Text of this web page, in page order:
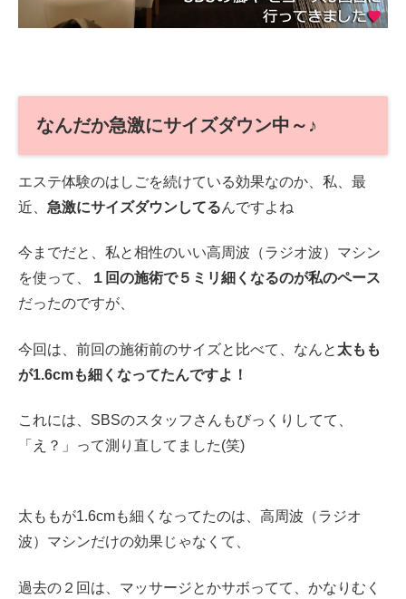
なんだか急激にサイズダウン中～♪
エステ体験のはしごを続けている効果なのか、私、最
近、 急激にサイズダウンしてるんですよね
今までだと、私と相性のいい高周波（ラジオ波）マシン
を使って、
１回の施術で５ミリ細くなるのが私のペース
だったのですが、
今回は、前回の施術前のサイズと比べて、なんと 太もも
が1.6cmも細くなってたんですよ！
これには、SBSのスタッフさんもびっくりしてて、
「え？」って測り直してました(笑)
太ももが1.6cmも細くなってたのは、高周波（ラジオ
波）マシンだけの効果じゃなくて、
過去の２回は、マッサージとかサボってて、かなりむく